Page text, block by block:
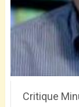
Critique